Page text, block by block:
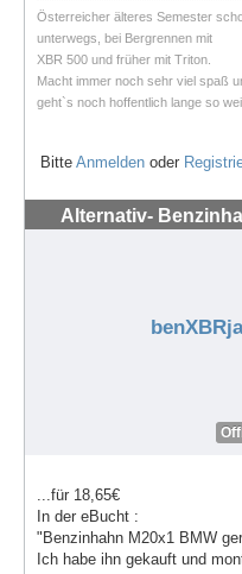
Österreicher älteres Semester
unterwegs, bei Bergrennen mit
XBR 500 und früher mit Triton.
Macht immer noch sehr viel spaß
geht`s noch hoffentlich lange so
Bitte Anmelden oder
Alternativ-
...für 18,65€
In der eBucht :
"Benzinhahn M20x1 BMW
Ich habe ihn gekauft und